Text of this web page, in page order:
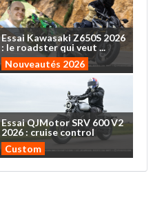
Essai KawasakiZ650S 2026
: le roadsterquiveut ...
Nouveautés 2026
EssaiQJMotorSRV 600V2
2026 : cruise control
Custom